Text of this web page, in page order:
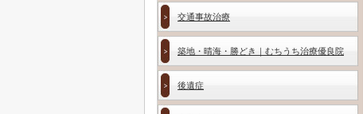
交通事故治療
築地・晴海・勝どき｜むちうち治療優良院
後遺症